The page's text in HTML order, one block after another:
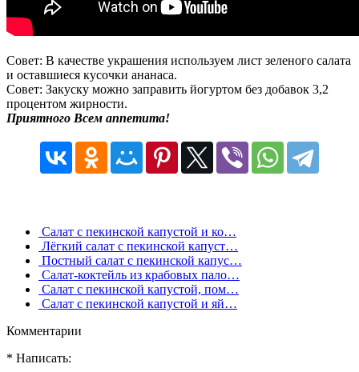
Совет: В качестве украшения используем лист зеленого салата
и оставшиеся кусочки ананаса.
Совет: Закуску можно заправить йогуртом без добавок 3,2
процентом жирности.
Приятного Всем аппетита!
Салат с пекинской капустой и ко…
Лёгкий салат с пекинской капуст…
Постный салат с пекинской капус…
Салат-коктейль из крабовых пало…
Салат с пекинской капустой, пом…
Салат с пекинской капустой и яй…
Комментарии
* Написать: